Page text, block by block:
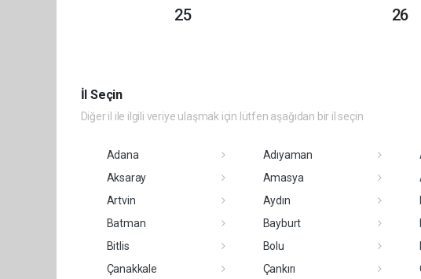
25
26
İl Seçin
Diğer il ile ilgili veriye ulaşmak için lütfen aşağıdan bir il seçin
Adana Adıyaman
Aksaray
Amasya
Artvin
Aydın
Batman
Bayburt
Bitlis
Bolu
Çanakkale
Çankırı